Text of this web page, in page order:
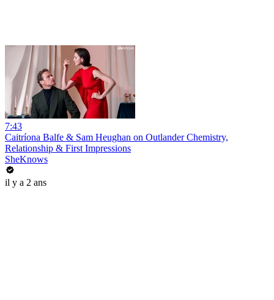
7:43
Caitríona Balfe & Sam Heughan on Outlander Chemistry,
Relationship & First Impressions
SheKnows
il y a 2 ans